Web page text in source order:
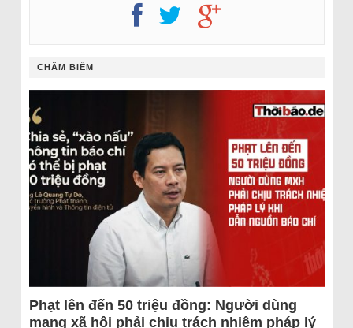
CHÂM BIẾM
Phạt lên đến 50 triệu đồng: Người dùng
mạng xã hội phải chịu trách nhiệm pháp lý